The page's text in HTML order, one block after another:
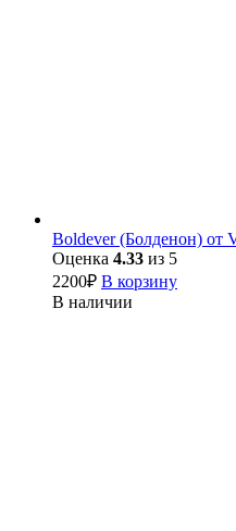
Boldever (Болденон) от
Оценка 4.33 из 5
2200₽ В корзину
В наличии